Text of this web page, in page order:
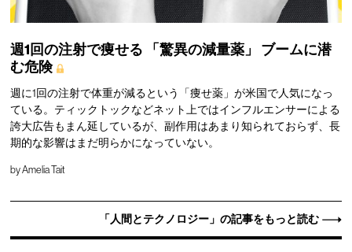
週1回の注射で痩せる 「驚異の減量薬」
ブームに潜
む危険
週に1回の注射で体重が減るという「痩せ薬」が米国で人気になっ
ている。ティックトックなどネット上ではインフルエンサーによる
誇大広告もまん延しているが、副作用はあまり知られておらず、長
期的な影響はまだ明らかになっていない。
byAmelia Tait
「人間とテクノロジー」の記事をもっと読む